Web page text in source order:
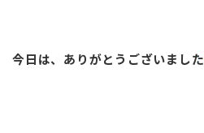
今日は、ありがとうございました